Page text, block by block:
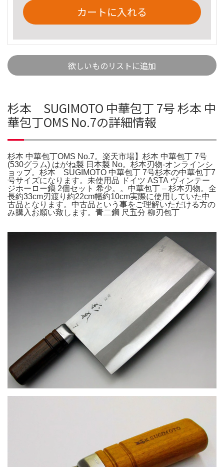
カートに入れる
欲しいものリストに追加
杉本 SUGIMOTO 中華包丁 7号 杉本 中
華包丁OMS No.7の詳細情報
杉本 中華包丁OMS No.7。楽天市場】杉本 中華包丁 7号
(530グラム) はがね製 日本製 No。杉本刃物-オンラインシ
ョップ。杉本 SUGIMOTO 中華包丁 7号杉本の中華包丁7
号サイズになります。未使用品 ドイツ ASTA ヴィンテー
ジホーロー鍋 2個セット 希少。。中華包丁 – 杉本刃物。全
長約33cm刃渡り約22cm幅約10cm実際に使用していた中
古品となります。中古品という事をご理解いただける方の
み購入お願い致します。青二鋼 尺五分 柳刃包丁